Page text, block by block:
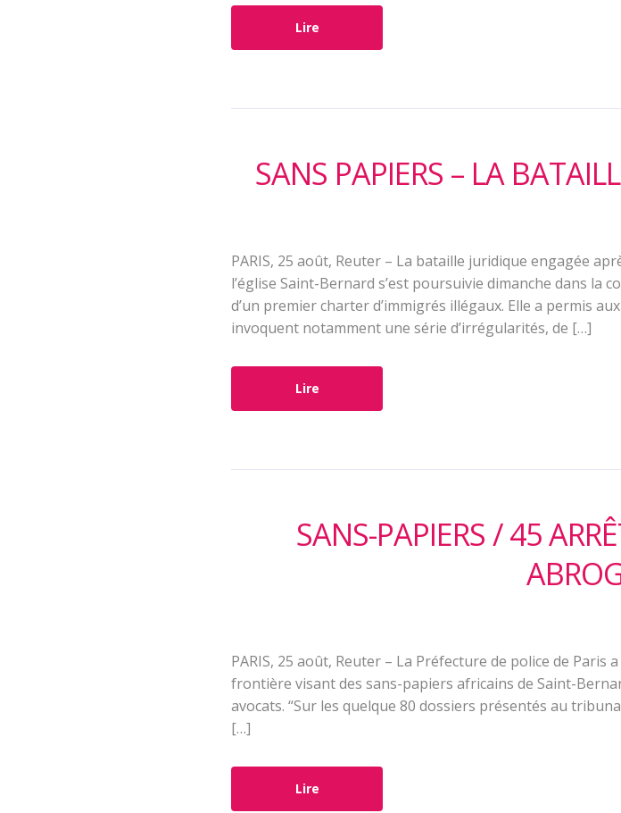
Lire
SANS PAPIERS – LA
PARIS, 25 août, Reuter – La bataille juridique engagée
l’église Saint-Bernard s’est poursuivie dimanche dans la
d’un premier charter d’immigrés illégaux. Elle a permis
invoquent notamment une série d’irrégularités, de […]
Lire
SANS-PAPIERS / 45
PARIS, 25 août, Reuter – La Préfecture de police de Paris
frontière visant des sans-papiers africains de Saint-
avocats. “Sur les quelque 80 dossiers présentés au
[…]
Lire